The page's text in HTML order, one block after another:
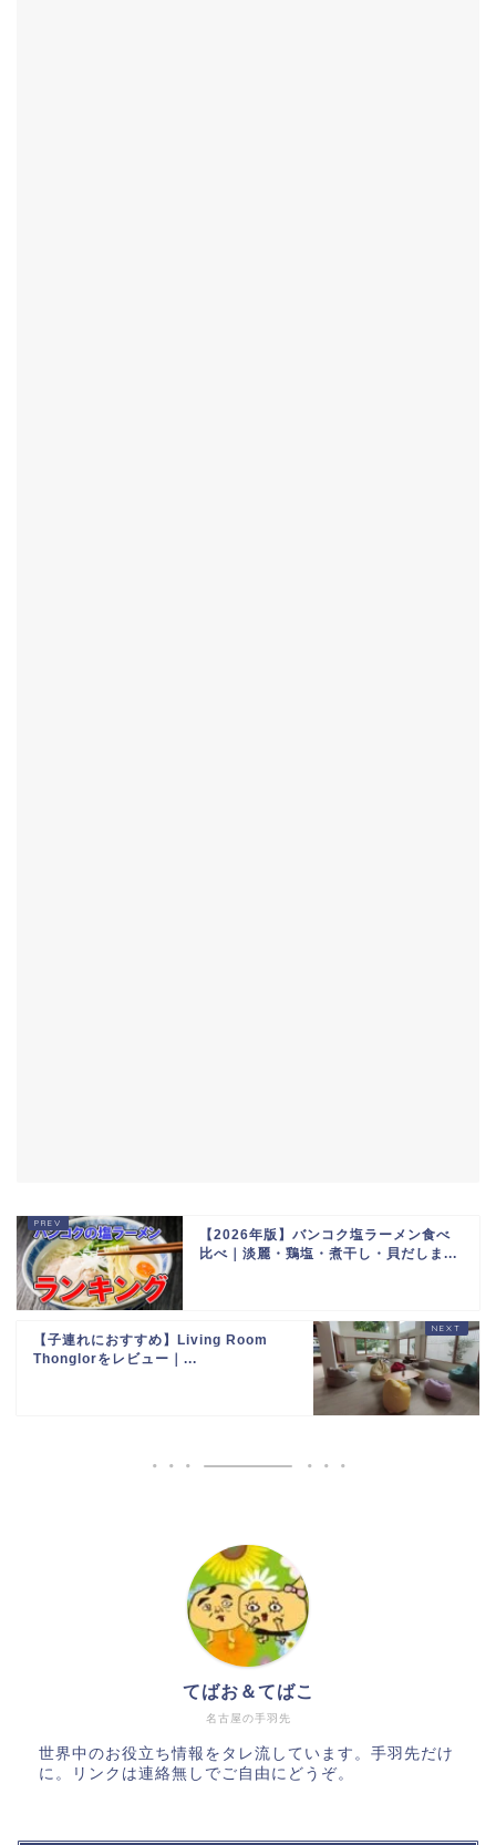
【2026年版】バンコク塩ラーメン食べ
比べ｜淡麗・鶏塩・煮干し・貝だしま...
【子連れにおすすめ】Living Room
Thonglorをレビュー｜...
名古屋の手羽先
てばお＆てばこ
世界中のお役立ち情報をタレ流しています。手羽先だけ
に。リンクは連絡無しでご自由にどうぞ。